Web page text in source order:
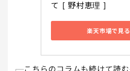
て [ 野村恵理 ]
楽天市場で見る